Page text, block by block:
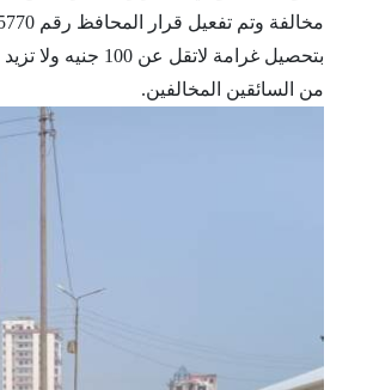
من السائقين المخالفين.